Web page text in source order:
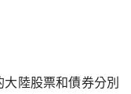
陸股票和債券分別